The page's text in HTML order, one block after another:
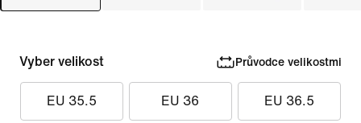
Vyber velikost Průvodce velikostmi
EU 35.5 EU 36 EU 36.5